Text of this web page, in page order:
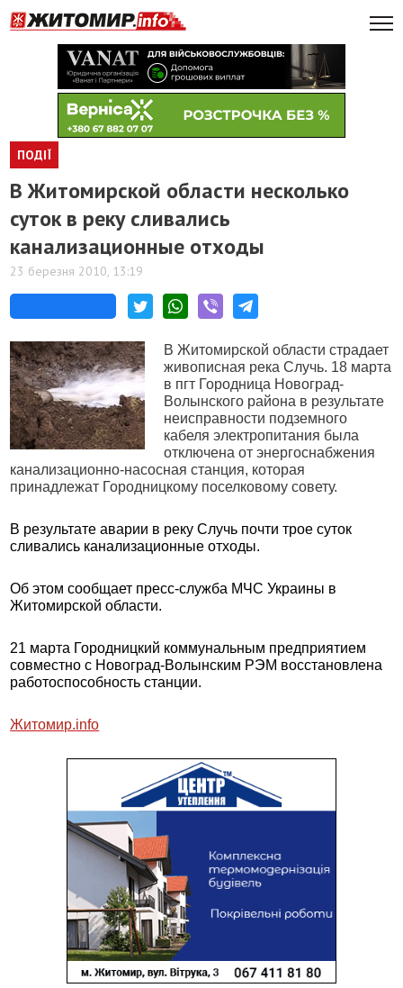
ПОДІЇ
В Житомирской области несколько
суток в реку сливались
канализационные отходы
23 березня 2010, 13:19
В Житомирской области страдает
живописная река Случь. 18 марта
в пгт Городница Новоград-
Волынского района в результате
неисправности подземного
кабеля электропитания была
отключена от энергоснабжения
канализационно-насосная станция, которая
принадлежат Городницкому поселковому совету.
В результате аварии в реку Случь почти трое суток
сливались канализационные отходы.
Об этом сообщает пресс-служба МЧС Украины в
Житомирской области.
21 марта Городницкий коммунальным предприятием
совместно с Новоград-Волынским РЭМ восстановлена
работоспособность станции.
Житомир.info